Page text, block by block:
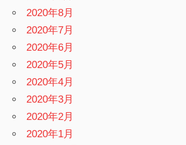
2020年8月
2020年7月
2020年6月
2020年5月
2020年4月
2020年3月
2020年2月
2020年1月